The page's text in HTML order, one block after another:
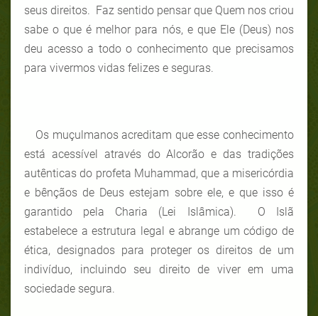
seus direitos. Faz sentido pensar que Quem nos criou
sabe o que é melhor para nós, e que Ele (Deus) nos
deu acesso a todo o conhecimento que precisamos
para vivermos vidas felizes e seguras.
Os muçulmanos acreditam que esse conhecimento
está acessível através do Alcorão e das tradições
autênticas do profeta Muhammad, que a misericórdia
e bênçãos de Deus estejam sobre ele, e que isso é
garantido pela Charia (Lei Islâmica). O Islã
estabelece a estrutura legal e abrange um código de
ética, designados para proteger os direitos de um
indivíduo, incluindo seu direito de viver em uma
sociedade segura.